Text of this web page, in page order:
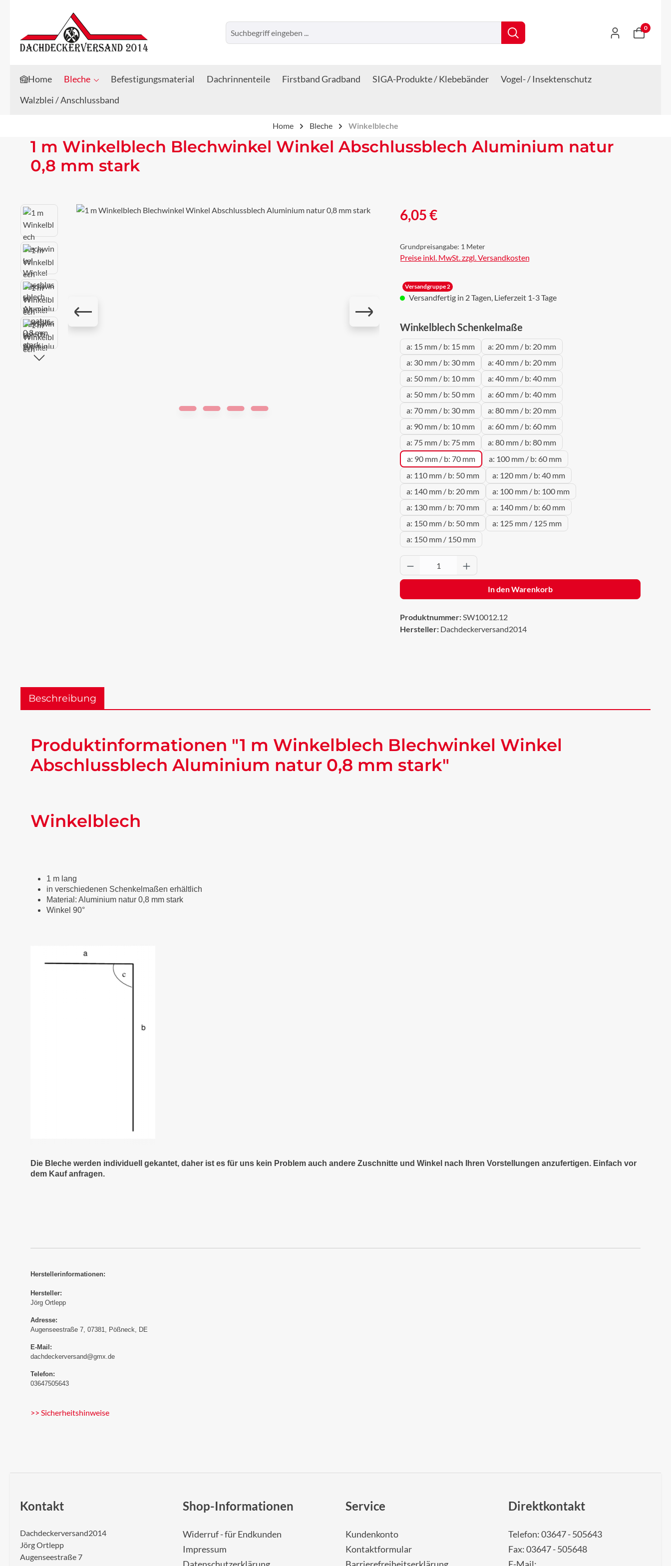
Zum Hauptinhalt springen
Zur Suche springen
0
Home Bleche Befestigungsmaterial Dachrinnenteile Firstband Gradband SIGA-Produkte / Klebebänder
Vogel- / Insektenschutz
Walzblei / Anschlussband
Home Bleche Winkelbleche
1 m Winkelblech Blechwinkel Winkel Abschlussblech Aluminium natur
0,8 mm stark
Bildergalerie überspringen Regulärer Preis:
6,05 €
Grundpreisangabe: 1 Meter
Preise inkl. MwSt. zzgl. Versandkosten
Versandgruppe 2
Versandfertig in 2 Tagen, Lieferzeit 1-3 Tage
Winkelblech Schenkelmaßeauswählen
a: 15 mm / b: 15 mm
a: 20 mm / b: 20 mm
a: 30 mm / b: 30 mm
a: 40 mm / b: 20 mm
a: 50 mm / b: 10 mm
a: 40 mm / b: 40 mm
a: 50 mm / b: 50 mm
a: 60 mm / b: 40 mm
a: 70 mm / b: 30 mm
a: 80 mm / b: 20 mm
a: 90 mm / b: 10 mm
a: 60 mm / b: 60 mm
a: 75 mm / b: 75 mm
a: 80 mm / b: 80 mm
a: 90 mm / b: 70 mm
a: 100 mm / b: 60 mm
a: 110 mm / b: 50 mm
a: 120 mm / b: 40 mm
a: 140 mm / b: 20 mm
a: 100 mm / b: 100 mm
a: 130 mm / b: 70 mm
a: 140 mm / b: 60 mm
a: 150 mm / b: 50 mm
a: 125 mm / 125 mm
a: 150 mm / 150 mm
Produkt Anzahl: Gib den gewünschten Wert ein
In den Warenkorb
Produktnummer:SW10012.12
Hersteller: Dachdeckerversand2014
Beschreibung
Produktinformationen "1 m Winkelblech Blechwinkel Winkel
Abschlussblech Aluminium natur 0,8 mm stark"
Winkelblech
1 m lang
in verschiedenen Schenkelmaßen erhältlich
Material: Aluminium natur 0,8 mm stark
Winkel 90°
Die Bleche werden individuell gekantet, daher ist es für uns kein Problem auch andere Zuschnitte und Winkel nach Ihren Vorstellungen anzufertigen. Einfach vor
dem Kauf anfragen.
Herstellerinformationen:
Hersteller:
Jörg Ortlepp
Adresse:
Augenseestraße 7, 07381, Pößneck, DE
E-Mail:
dachdeckerversand@gmx.de
Telefon:
03647505643
>> Sicherheitshinweise
Kontakt
Dachdeckerversand2014
Jörg Ortlepp
Augenseestraße 7
Shop-Informationen
Widerruf - für Endkunden
Impressum
Service
Kundenkonto
Kontaktformular
Direktkontakt
Telefon: 03647 - 505643
Fax: 03647 - 505648